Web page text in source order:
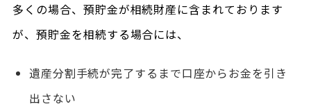
多くの場合、預貯金が相続財産に含まれております
が、預貯金を相続する場合には、
遺産分割手続が完了するまで口座からお金を引き
出さない